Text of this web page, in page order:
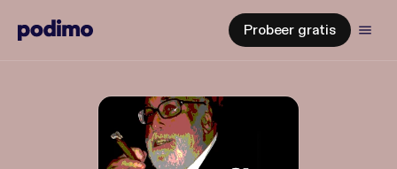
Probeer gratis